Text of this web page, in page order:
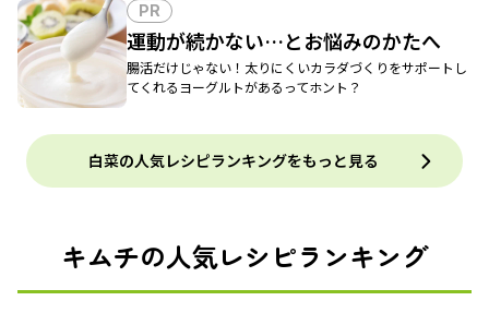
PR
運動が続かない…とお悩みのかたへ
腸活だけじゃない！太りにくいカラダづくりをサポートし
てくれるヨーグルトがあるってホント？
白菜の人気レシピランキングをもっと見る
キムチの人気レシピランキング